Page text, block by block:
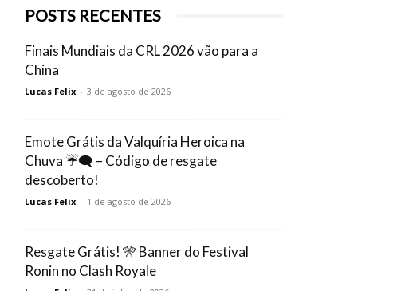
POSTS RECENTES
Finais Mundiais da CRL 2026 vão para a
China
Lucas Felix - 3 de agosto de 2026
Emote Grátis da Valquíria Heroica na
Chuva ☔🗨️ – Código de resgate
descoberto!
Lucas Felix - 1 de agosto de 2026
Resgate Grátis! 🎌 Banner do Festival
Ronin no Clash Royale